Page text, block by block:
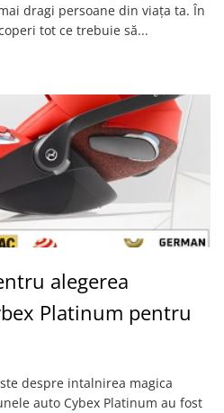
dragi persoane din viața ta. În
tot ce trebuie să...
alegerea
Platinum pentru
despre intalnirea magica
auto Cybex Platinum au fost